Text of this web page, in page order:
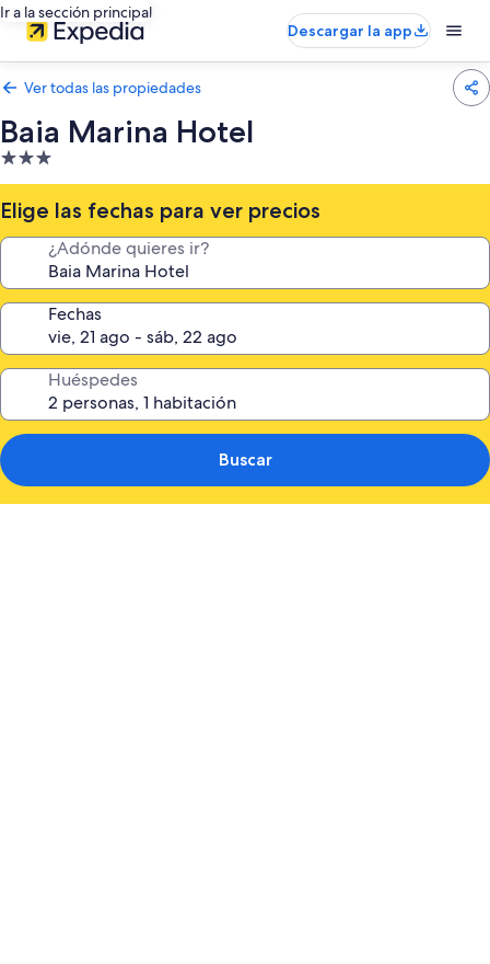
Ir a la sección principal
Descargar la app
Ver todas las propiedades
Baia Marina Hotel
Propiedad
de
3.0
estrellas
Elige las fechas para ver precios
¿Adónde quieres ir?
Fechas
Huéspedes
Buscar